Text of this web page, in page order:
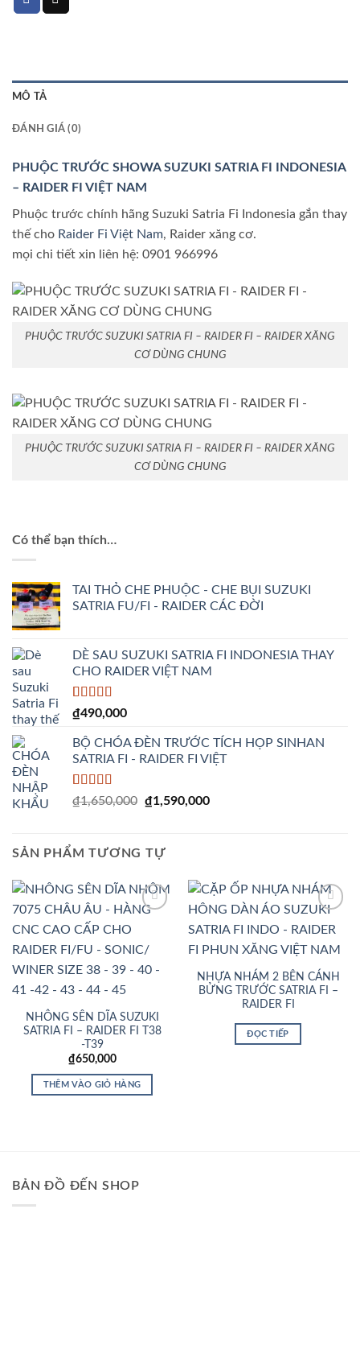
MÔ TẢ
ĐÁNH GIÁ (0)
PHUỘC TRƯỚC SHOWA SUZUKI SATRIA FI INDONESIA
– RAIDER FI VIỆT NAM
Phuộc trước chính hãng Suzuki Satria Fi Indonesia gắn thay
thế cho Raider Fi Việt Nam, Raider xăng cơ.
mọi chi tiết xin liên hệ: 0901 966996
PHUỘC TRƯỚC SUZUKI SATRIA FI – RAIDER FI – RAIDER XĂNG
CƠ DÙNG CHUNG
PHUỘC TRƯỚC SUZUKI SATRIA FI – RAIDER FI – RAIDER XĂNG
CƠ DÙNG CHUNG
Có thể bạn thích…
TAI THỎ CHE PHUỘC - CHE BỤI SUZUKI
SATRIA FU/FI - RAIDER CÁC ĐỜI
DÈ SAU SUZUKI SATRIA FI INDONESIA THAY
CHO RAIDER VIỆT NAM
5.00trên 5
1
đánh giá
₫490,000
BỘ CHÓA ĐÈN TRƯỚC TÍCH HỌP SINHAN
SATRIA FI - RAIDER FI VIỆT
5.00trên 5
2
₫1,650,000 Giá
₫1,650,000.
₫1,590,000Giá
SẢN PHẨM TƯƠNG TỰ
Wishlist
NHÔNG SÊN DĨA SUZUKI
SATRIA FI – RAIDER FI T38
-T39
₫650,000
THÊM VÀO GIỎ HÀNG
Wishlist
NHỰA NHÁM 2 BÊN CÁNH
BỬNG TRƯỚC SATRIA FI –
RAIDER FI
ĐỌC TIẾP
BẢN ĐỒ ĐẾN SHOP